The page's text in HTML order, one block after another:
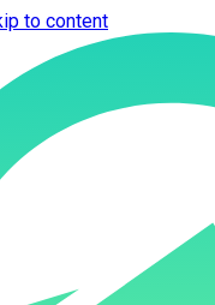
to content